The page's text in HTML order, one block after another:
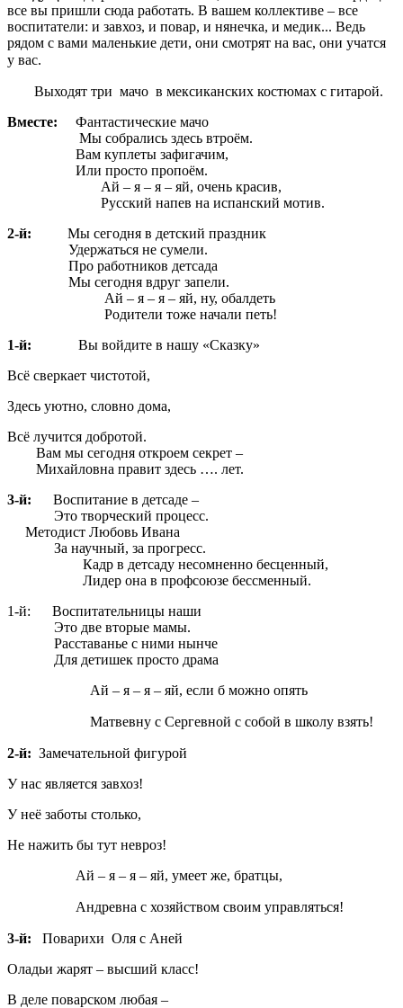
все вы пришли сюда работать. В вашем коллективе – все
воспитатели: и завхоз, и повар, и нянечка, и медик... Ведь
рядом с вами маленькие дети, они смотрят на вас, они учатся
у вас.
Выходят три мачо в мексиканских костюмах с гитарой.
Вместе:
Фантастические мачо
Мы собрались здесь втроём.
Вам куплеты зафигачим,
Или просто пропоём.
Ай – я – я – яй, очень красив,
Русский напев на испанский мотив.
2-й:
Мы сегодня в детский праздник
Удержаться не сумели.
Про работников детсада
Мы сегодня вдруг запели.
Ай – я – я – яй, ну, обалдеть
Родители тоже начали петь!
1-й:
Вы войдите в нашу «Сказку»
Всё сверкает чистотой,
Здесь уютно, словно дома,
Всё лучится добротой.
Вам мы сегодня откроем секрет –
Михайловна правит здесь …. лет.
3-й:
Воспитание в детсаде –
Это творческий процесс.
Методист Любовь Ивана
За научный, за прогресс.
Кадр в детсаду несомненно бесценный,
Лидер она в профсоюзе бессменный.
1-й: Воспитательницы наши
Это две вторые мамы.
Расставанье с ними нынче
Для детишек просто драма
Ай – я – я – яй, если б можно опять
Матвевну с Сергевной с собой в школу взять!
2-й: Замечательной фигурой
У нас является завхоз!
У неё заботы столько,
Не нажить бы тут невроз!
Ай – я – я – яй, умеет же, братцы,
Андревна с хозяйством своим управляться!
3-й: Поварихи Оля с Аней
Оладьи жарят – высший класс!
В деле поварском любая –